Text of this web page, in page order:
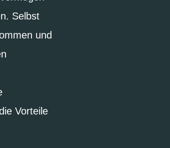
Selbst
und
Vorteile